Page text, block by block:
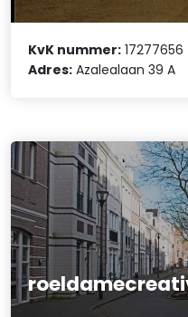
KvK nummer: 17277656
Adres: Azalealaan 39 A